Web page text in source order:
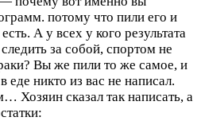
потому что пили его и
А у всех у кого результата
за собой, спортом не
Вы же пили то же самое, и
еде никто из вас не написал.
Хозяин сказал так написать, а